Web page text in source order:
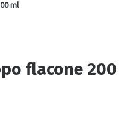
ml
flacone 200